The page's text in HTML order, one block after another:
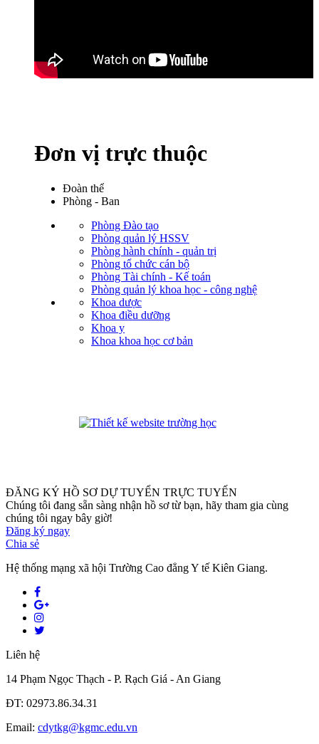
Đơn vị trực thuộc
Đoàn thể
Phòng - Ban
Phòng Đào tạo
Phòng quản lý HSSV
Phòng hành chính - quản trị
Phòng tổ chức cán bộ
Phòng Tài chính - Kế toán
Phòng quản lý khoa học - công nghệ
Khoa dược
Khoa điều dưỡng
Khoa y
Khoa khoa học cơ bản
ĐĂNG KÝ HỒ SƠ DỰ TUYỂN TRỰC TUYẾN
Chúng tôi đang sẵn sàng nhận hồ sơ từ bạn, hãy tham gia cùng
chúng tôi ngay bây giờ!
Đăng ký ngay
Chia sẻ
Hệ thống mạng xã hội Trường Cao đẳng Y tế Kiên Giang.
Liên hệ
14 Phạm Ngọc Thạch - P. Rạch Giá - An Giang
ĐT: 02973.86.34.31
Email: cdytkg@kgmc.edu.vn